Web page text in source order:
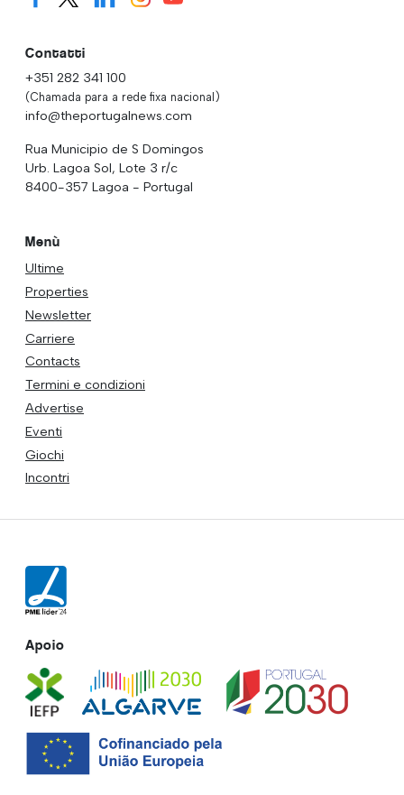
Contatti
+351 282 341 100
(Chamada para a rede fixa nacional)
info@theportugalnews.com
Rua Municipio de S Domingos
Urb. Lagoa Sol, Lote 3 r/c
8400-357 Lagoa - Portugal
Menù
Ultime
Properties
Newsletter
Carriere
Contacts
Termini e condizioni
Advertise
Eventi
Giochi
Incontri
Apoio